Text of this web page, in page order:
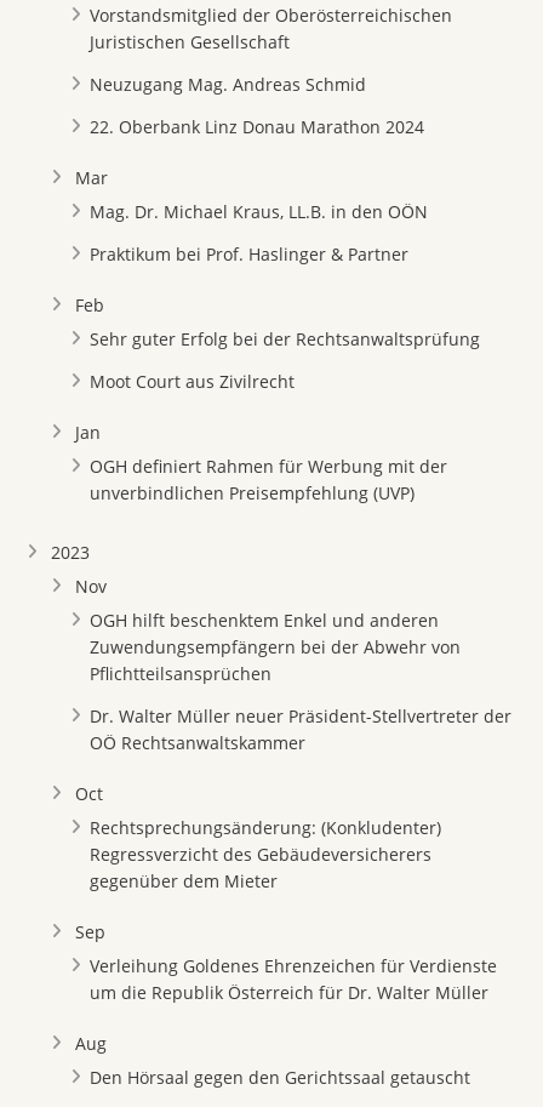
Vorstandsmitglied der Oberösterreichischen
Juristischen Gesellschaft
Neuzugang Mag. Andreas Schmid
22. Oberbank Linz Donau Marathon 2024
Mar
Mag. Dr. Michael Kraus, LL.B. in den OÖN
Praktikum bei Prof. Haslinger & Partner
Feb
Sehr guter Erfolg bei der Rechtsanwaltsprüfung
Moot Court aus Zivilrecht
Jan
OGH definiert Rahmen für Werbung mit der
unverbindlichen Preisempfehlung (UVP)
2023
Nov
OGH hilft beschenktem Enkel und anderen
Zuwendungsempfängern bei der Abwehr von
Pflichtteilsansprüchen
Dr. Walter Müller neuer Präsident-Stellvertreter der
OÖ Rechtsanwaltskammer
Oct
Rechtsprechungsänderung: (Konkludenter)
Regressverzicht des Gebäudeversicherers
gegenüber dem Mieter
Sep
Verleihung Goldenes Ehrenzeichen für Verdienste
um die Republik Österreich für Dr. Walter Müller
Aug
Den Hörsaal gegen den Gerichtssaal getauscht